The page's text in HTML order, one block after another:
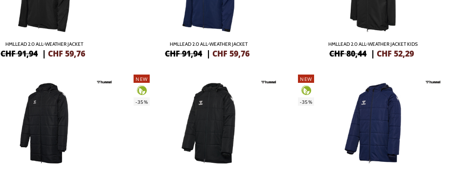
HMLLEAD 2.0 ALL-WEATHER JACKET
CHF 91,94 | CHF 59,76
HMLLEAD 2.0 ALL-WEATHER JACKET
CHF 91,94 | CHF 59,76
HMLLEAD 2.0 ALL-WEATHER JACKET KIDS
CHF 80,44 | CHF 52,29
NEW
-35%
NEW
-35%